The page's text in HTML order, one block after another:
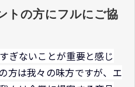
トの方にフルにご協
ぎないことが重要と感じ
方は我々の味方ですが、エ